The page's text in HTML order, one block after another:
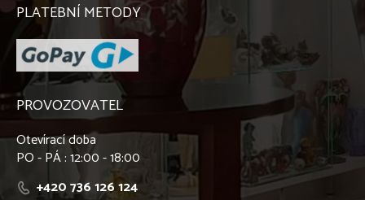
PLATEBNÍ METODY
PROVOZOVATEL
Otevírací doba
PO - PÁ : 12:00 - 18:00
+420 736 126 124